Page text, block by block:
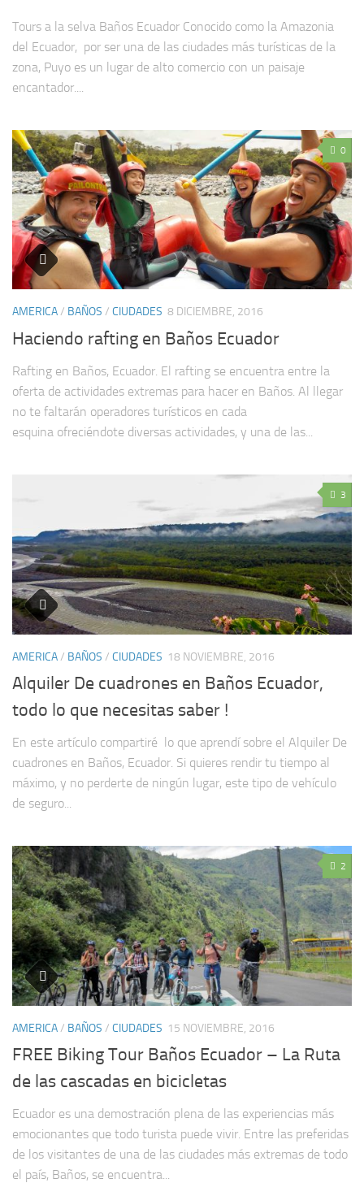
Tours a la selva Baños Ecuador Conocido como la Amazonia
del Ecuador, por ser una de las ciudades más turísticas de la
zona, Puyo es un lugar de alto comercio con un paisaje
encantador....
0
AMERICA/ BAÑOS / CIUDADES 8 DICIEMBRE, 2016
Haciendo rafting en Baños Ecuador
Rafting en Baños, Ecuador. El rafting se encuentra entre la
oferta de actividades extremas para hacer en Baños. Al llegar
no te faltarán operadores turísticos en cada
esquina ofreciéndote diversas actividades, y una de las...
3
AMERICA/ BAÑOS / CIUDADES 18 NOVIEMBRE, 2016
Alquiler De cuadrones en Baños Ecuador,
todo lo que necesitas saber !
En este artículo compartiré lo que aprendí sobre el Alquiler De
cuadrones en Baños, Ecuador. Si quieres rendir tu tiempo al
máximo, y no perderte de ningún lugar, este tipo de vehículo
de seguro...
2
AMERICA/ BAÑOS / CIUDADES 15 NOVIEMBRE, 2016
FREE Biking Tour Baños Ecuador – La Ruta
de las cascadas en bicicletas
Ecuador es una demostración plena de las experiencias más
emocionantes que todo turista puede vivir. Entre las preferidas
de los visitantes de una de las ciudades más extremas de todo
el país, Baños, se encuentra...